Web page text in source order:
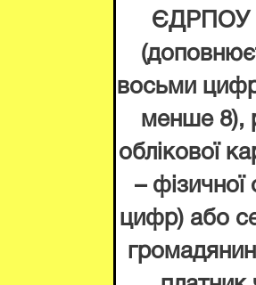
ЄДРПОУ
восьми
менше 8),
облікової
–
цифр) або